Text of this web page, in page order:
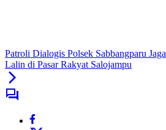
Patroli Dialogis Polsek Sabbangparu
Lalin di Pasar Rakyat Salojampu